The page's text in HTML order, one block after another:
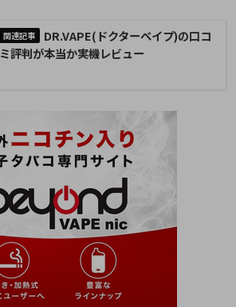
DR.VAPE(ドクターベイプ)の口コ
ミ評判が本当か実機レビュー